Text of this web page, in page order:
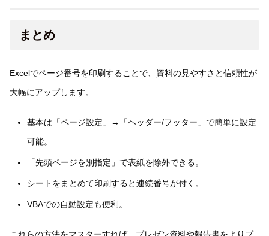
まとめ
Excelでページ番号を印刷することで、資料の見やすさと信頼性が
大幅にアップします。
基本は「ページ設定」→「ヘッダー/フッター」で簡単に設定
可能。
「先頭ページを別指定」で表紙を除外できる。
シートをまとめて印刷すると連続番号が付く。
VBAでの自動設定も便利。